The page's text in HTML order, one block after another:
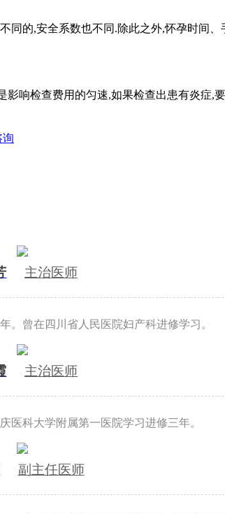
的,安全系数也不同.除此之外,怀孕时间、
检查费用的匀速,如果检查出患有炎症,
主治医师
。曾在四川省人民医院妇产科进修学习。
主治医师
医科大学附属第一医院学习进修三年。
副主任医师